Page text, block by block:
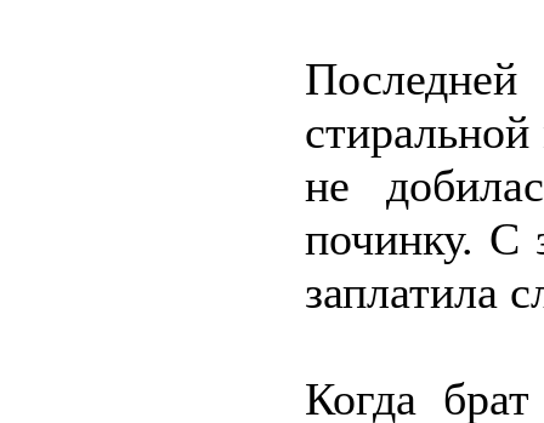
не
починку. С
заплатила
Когда